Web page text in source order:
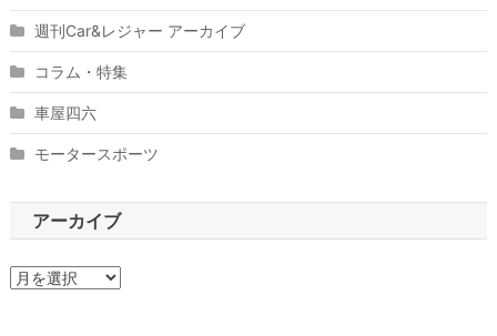
週刊Car&レジャー アーカイブ
コラム・特集
車屋四六
モータースポーツ
アーカイブ
ア